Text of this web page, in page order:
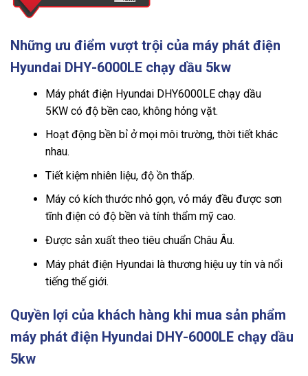
Những ưu điểm vượt trội của máy phát điện
Hyundai DHY-6000LE chạy dầu 5kw
Máy phát điện Hyundai DHY6000LE chạy dầu
5KW có độ bền cao, không hỏng vặt.
Hoạt động bền bỉ ở mọi môi trường, thời tiết khác
nhau.
Tiết kiệm nhiên liệu, độ ồn thấp.
Máy có kích thước nhỏ gọn, vỏ máy đều được sơn
tĩnh điện có độ bền và tính thẩm mỹ cao.
Được sản xuất theo tiêu chuẩn Châu Âu.
Máy phát điện Hyundai là thương hiệu uy tín và nổi
tiếng thế giới.
Quyền lợi của khách hàng khi mua sản phẩm
máy phát điện Hyundai DHY-6000LE chạy dầu
5kw